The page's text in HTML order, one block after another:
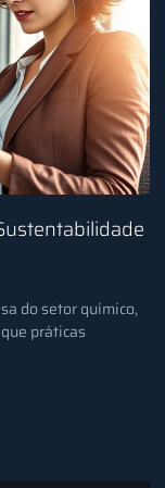
do setor químico,
práticas